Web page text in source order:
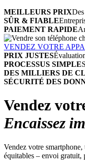
MEILLEURS PRIX
SÛR & FIABLE
PAIEMENT RAPIDE
VENDEZ VOTRE
PRIX JUSTES
PROCESSUS SIMPLE
DES MILLIERS DE
SÉCURITÉ DES
Vendez
Encaissez
Vendez votre
équitables – envoi gratuit,